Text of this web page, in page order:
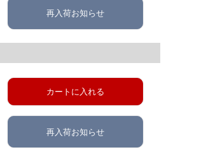
再入荷お知らせ
カートに入れる
再入荷お知らせ